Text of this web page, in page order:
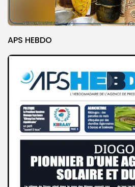
APS HEBDO